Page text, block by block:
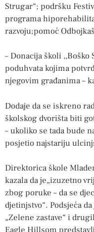
Strugar“; podršku
programa
razvoju;pomoć
– Donacija školi
poduhvata kojima
njegovim građanima –
Dodaje da se iskreno
školskog dvorišta biti
– ukoliko se tada bude
posjetio najstariju
Direktorica škole
kazala da je„izuzetno
zbog poruke – da se
djetinjstvo“. Podsjeća
„Zelene zastave“ i